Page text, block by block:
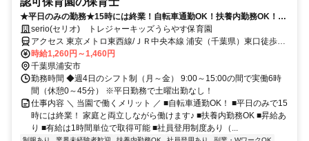
★平日のみの勤務★15時には終業！自転車通勤OK！扶養内勤務OK！園
見学実施中♪
serio(セリオ) トレジャーキッズうらやす保育園
アクセス 東京メトロ東西線/ＪＲ中央本線 浦安（千葉県）東口徒歩約
10分、都営新宿線 一之江A3b口徒歩約30分 車通勤可（駐車場代自己
負担）※規定あり 自転車通勤OK（駐輪場あり）
時給1,260円～1,460円
千葉県浦安市
勤務時間 ◆週4日のシフト制（月～金） 9:00～15:00の間で実働6時
間（休憩0～45分） ※平日勤務で土曜出勤なし！
仕事内容 ＼ 当園で働くメリット ／ ■自転車通勤OK！ ■平日のみで15
時には終業！ 家庭と両立しながら働けます♪ ■扶養内勤務OK ■昇給あ
り ■有給は1時間単位で取得可能 ■社員登用制度あり（...